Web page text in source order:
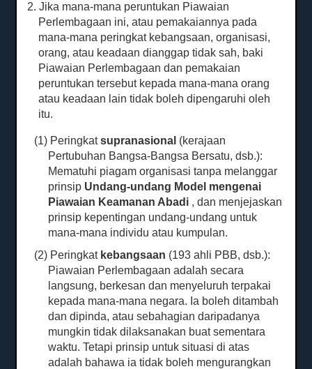
2. Jika mana-mana peruntukan Piawaian
Perlembagaan ini, atau pemakaiannya pada
mana-mana peringkat kebangsaan, organisasi,
orang, atau keadaan dianggap tidak sah, baki
Piawaian Perlembagaan dan pemakaian
peruntukan tersebut kepada mana-mana orang
atau keadaan lain tidak boleh dipengaruhi oleh
itu.
(1) Peringkatsupranasional (kerajaan
Pertubuhan Bangsa-Bangsa Bersatu, dsb.):
Mematuhi piagam organisasi tanpa melanggar
prinsip Undang-undang Model mengenai
Piawaian Keamanan Abadi , dan menjejaskan
prinsip kepentingan undang-undang untuk
mana-mana individu atau kumpulan.
(2) Peringkat kebangsaan (193 ahli PBB, dsb.):
Piawaian Perlembagaan adalah secara
langsung, berkesan dan menyeluruh terpakai
kepada mana-mana negara. Ia boleh ditambah
dan dipinda, atau sebahagian daripadanya
mungkin tidak dilaksanakan buat sementara
waktu.Tetapi prinsip untuk situasi di atas
adalah bahawa ia tidak boleh mengurangkan